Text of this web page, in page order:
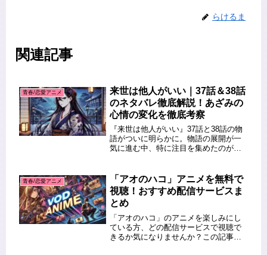
らけるま
関連記事
青春/恋愛アニメ
来世は他人がいい｜37話＆38話
のネタバレ徹底解説！あざみの
心情の変化を徹底考察
『来世は他人がいい』37話と38話の物
語がついに明らかに。物語の展開が一
気に進む中、特に注目を集めたのが、
説しつつ、あざみの心情の変化に焦点
を当てて考察します。彼女の言...
青春/恋愛アニメ
「アオのハコ」アニメを無料で
視聴！おすすめ配信サービスま
とめ
「アオのハコ」のアニメを楽しみにし
ている方、どの配信サービスで視聴で
きるか気になりませんか？この記事で